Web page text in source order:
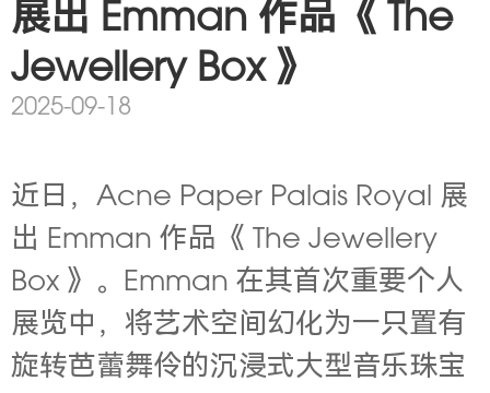
展出 Emman 作品《 The
Jewellery Box 》
2025-09-18
近日，Acne Paper Palais Royal 展
出 Emman 作品《 The Jewellery
Box 》。Emman 在其首次重要个人
展览中，将艺术空间幻化为一只置有
旋转芭蕾舞伶的沉浸式大型音乐珠宝